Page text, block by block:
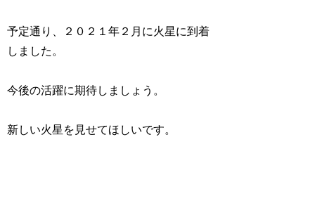
予定通り、２０２１年２月に火星に到着
しました。
今後の活躍に期待しましょう。
新しい火星を見せてほしいです。